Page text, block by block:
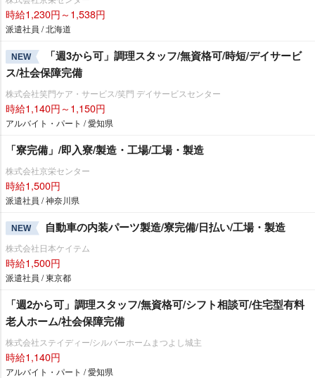
時給1,230円～1,538円
派遣社員 / 北海道
NEW
「週3から可」調理スタッフ/無資格可/時短/デイサービ
ス/社会保障完備
株式会社笑門ケア・サービス/笑門 デイサービスセンター
時給1,140円～1,150円
アルバイト・パート / 愛知県
「寮完備」/即入寮/製造・工場/工場・製造
株式会社京栄センター
時給1,500円
派遣社員 / 神奈川県
NEW 自動車の内装パーツ製造/寮完備/日払い/工場・製造
株式会社日本ケイテム
時給1,500円
派遣社員 / 東京都
「週2から可」調理スタッフ/無資格可/シフト相談可/住宅型有料
老人ホーム/社会保障完備
株式会社ステイディー/シルバーホームまつよし城主
時給1,140円
アルバイト・パート / 愛知県